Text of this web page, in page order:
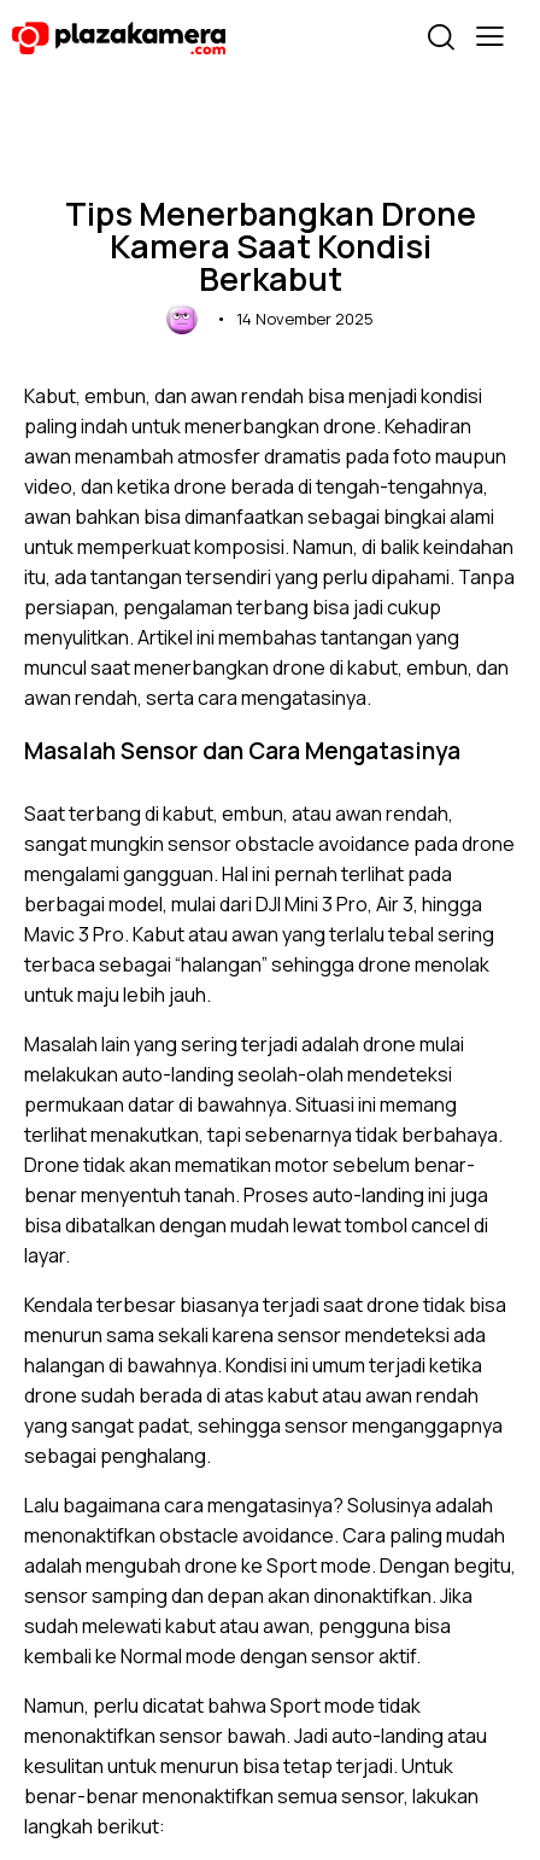
Tips Menerbangkan Drone
Kamera Saat Kondisi
Berkabut
14 November 2025
Kabut, embun, dan awan rendah bisa menjadi kondisi
paling indah untuk menerbangkan drone. Kehadiran
awan menambah atmosfer dramatis pada foto maupun
video, dan ketika drone berada di tengah-tengahnya,
awan bahkan bisa dimanfaatkan sebagai bingkai alami
untuk memperkuat komposisi. Namun, di balik keindahan
itu, ada tantangan tersendiri yang perlu dipahami. Tanpa
persiapan, pengalaman terbang bisa jadi cukup
menyulitkan. Artikel ini membahas tantangan yang
muncul saat menerbangkan drone di kabut, embun, dan
awan rendah, serta cara mengatasinya.
Masalah Sensor dan Cara Mengatasinya
Saat terbang di kabut, embun, atau awan rendah,
sangat mungkin sensor obstacle avoidance pada drone
mengalami gangguan. Hal ini pernah terlihat pada
berbagai model, mulai dari DJI Mini 3 Pro, Air 3, hingga
Mavic 3 Pro. Kabut atau awan yang terlalu tebal sering
terbaca sebagai “halangan” sehingga drone menolak
untuk maju lebih jauh.
Masalah lain yang sering terjadi adalah drone mulai
melakukan auto-landing seolah-olah mendeteksi
permukaan datar di bawahnya. Situasi ini memang
terlihat menakutkan, tapi sebenarnya tidak berbahaya.
Drone tidak akan mematikan motor sebelum benar-
benar menyentuh tanah. Proses auto-landing ini juga
bisa dibatalkan dengan mudah lewat tombol cancel di
layar.
Kendala terbesar biasanya terjadi saat drone tidak bisa
menurun sama sekali karena sensor mendeteksi ada
halangan di bawahnya. Kondisi ini umum terjadi ketika
drone sudah berada di atas kabut atau awan rendah
yang sangat padat, sehingga sensor menganggapnya
sebagai penghalang.
Lalu bagaimana cara mengatasinya? Solusinya adalah
menonaktifkan obstacle avoidance. Cara paling mudah
adalah mengubah drone ke Sport mode. Dengan begitu,
sensor samping dan depan akan dinonaktifkan. Jika
sudah melewati kabut atau awan, pengguna bisa
kembali ke Normal mode dengan sensor aktif.
Namun, perlu dicatat bahwa Sport mode tidak
menonaktifkan sensor bawah. Jadi auto-landing atau
kesulitan untuk menurun bisa tetap terjadi. Untuk
benar-benar menonaktifkan semua sensor, lakukan
langkah berikut: